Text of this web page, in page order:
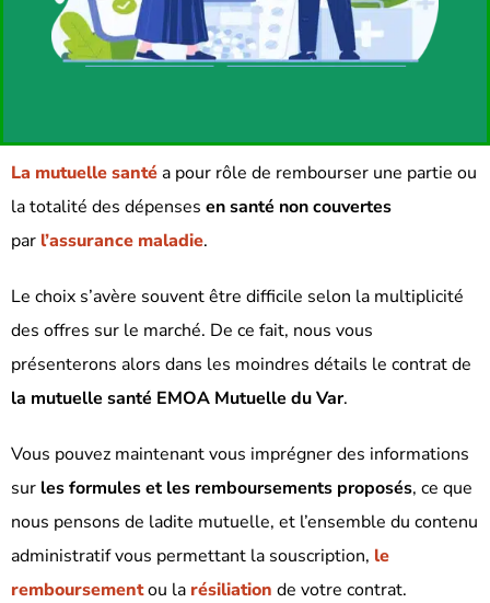
La mutuelle santéa pour rôle de rembourser une partie ou
la totalité des dépenses en santé non couvertes
par l’assurance maladie.
Le choix s’avère souvent être difficile selon la multiplicité
des offres sur le marché. De ce fait, nous vous
présenterons alors dans les moindres détails le contrat de
la mutuelle santé EMOA Mutuelle du Var.
Vous pouvez maintenant vous imprégner des informations
sur les formules et les remboursements proposés, ce que
nous pensons de ladite mutuelle, et l’ensemble du contenu
administratif vous permettant la souscription, le
remboursementou la résiliation de votre contrat.